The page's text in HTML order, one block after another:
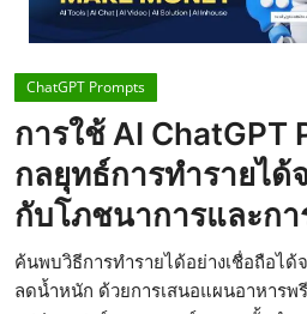
Contact
AI Tools
ChatGPT Prompts
ข่าว AI รอบโลก
ThaiGPT Builder
คอร์สเรียน ChatGPT
ChatGPT Prompts
การใช้ AI ChatGPT
กลยุทธ์การทำรายได้
กับโภชนาการและก
ค้นพบวิธีการทำรายได้อย่างเชื่อถือได้
ลดน้ำหนัก ด้วยการเสนอแผนอาหารพ